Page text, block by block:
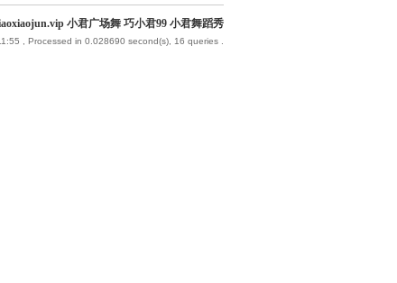
小君广场舞 巧小君99 小君舞蹈秀
, Processed in 0.028690 second(s), 16 queries .